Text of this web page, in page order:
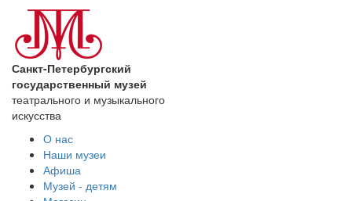
Санкт-Петербургский
государственный музей
театрального и музыкального
искусства
О нас
Наши музеи
Афиша
Музей - детям